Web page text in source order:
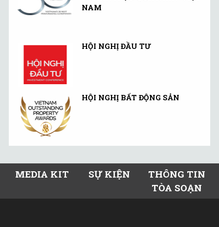
NAM
HỘI NGHỊ ĐẦU TƯ
HỘI NGHỊ BẤT ĐỘNG SẢN
MEDIA KIT SỰ KIỆN
THÔNG TIN
TÒA SOẠN